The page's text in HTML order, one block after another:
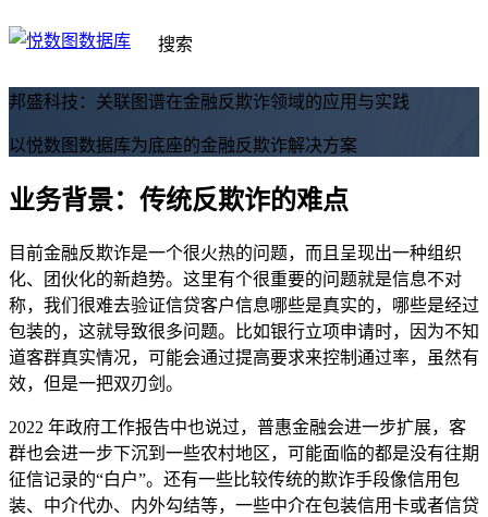
搜索
邦盛科技：关联图谱在金融反欺诈领域的应用与实践
以悦数图数据库为底座的金融反欺诈解决方案
业务背景：传统反欺诈的难点
目前金融反欺诈是一个很火热的问题，而且呈现出一种组织
化、团伙化的新趋势。这里有个很重要的问题就是信息不对
称，我们很难去验证信贷客户信息哪些是真实的，哪些是经过
包装的，这就导致很多问题。比如银行立项申请时，因为不知
道客群真实情况，可能会通过提高要求来控制通过率，虽然有
效，但是一把双刃剑。
2022 年政府工作报告中也说过，普惠金融会进一步扩展，客
群也会进一步下沉到一些农村地区，可能面临的都是没有往期
征信记录的“白户”。还有一些比较传统的欺诈手段像信用包
装、中介代办、内外勾结等，一些中介在包装信用卡或者信贷